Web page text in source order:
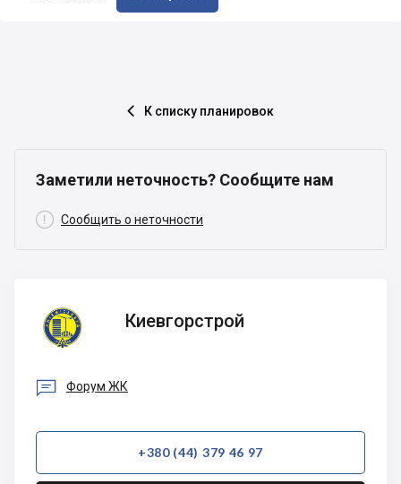
 К списку планировок
Заметили неточность? Сообщите нам
 Сообщить о неточности
Киевгорстрой
Киевгорстрой
 Форум ЖК
+380 (44) 379 46 97